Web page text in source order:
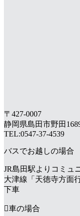
〒427-0007
静岡県島田市野田
TEL:0547-37-4539
バスでお越しの場合
JR島田駅よりコミュ
大津線「天徳寺方面
下車
車の場合